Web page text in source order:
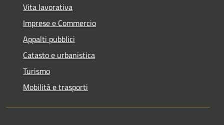
Vita lavorativa
Imprese e Commercio
Appalti pubblici
Catasto e urbanistica
Turismo
Mobilità e trasporti